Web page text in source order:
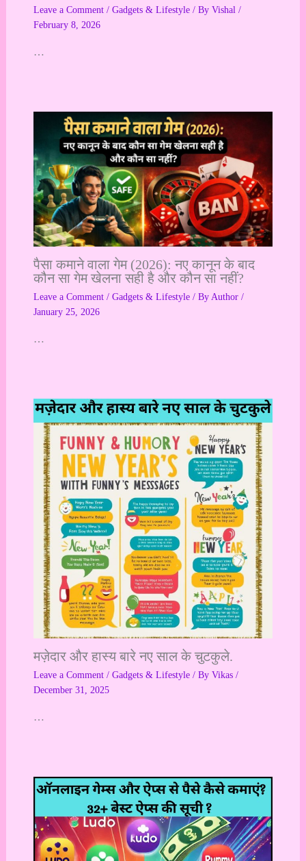
Leave a Comment / Gadgets & Lifestyle/ By Vishal /
February 8, 2026
…
पैसा कमाने वाला गेम (2026): नए कानून के बाद
कौन सा गेम खेलना सही है और कौन सा नहीं?
Leave a Comment / Gadgets & Lifestyle/ By Author /
January 25, 2026
…
मज़ेदार और हास्य बारे नए साल के चुटकुले.
Leave a Comment / Gadgets & Lifestyle/ By Vikas /
December 31, 2025
…